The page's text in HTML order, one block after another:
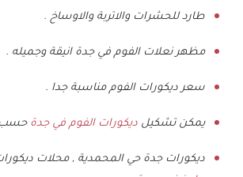
طارد للحشرات والاتربة والاوساخ .
مظهر نعلات الفوم في جدة انيقة وجميله .
سعر ديكورات الفوم مناسبة جدا .
يمكن تشكيل ديكورات الفوم في جدة حسب
ديكورات جدة حي المحمدية , محلات